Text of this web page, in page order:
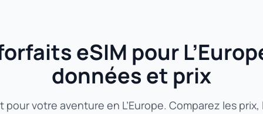
eSIM pour
données et prix
votre aventure en L’Europe. Comparez les